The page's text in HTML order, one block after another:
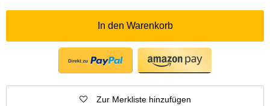
In den Warenkorb
Zur Merkliste hinzufügen